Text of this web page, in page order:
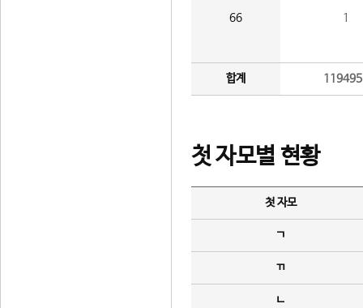
66 1
합계
첫 자모별 현황
첫 자모
ㄱ
ㄲ
ㄴ